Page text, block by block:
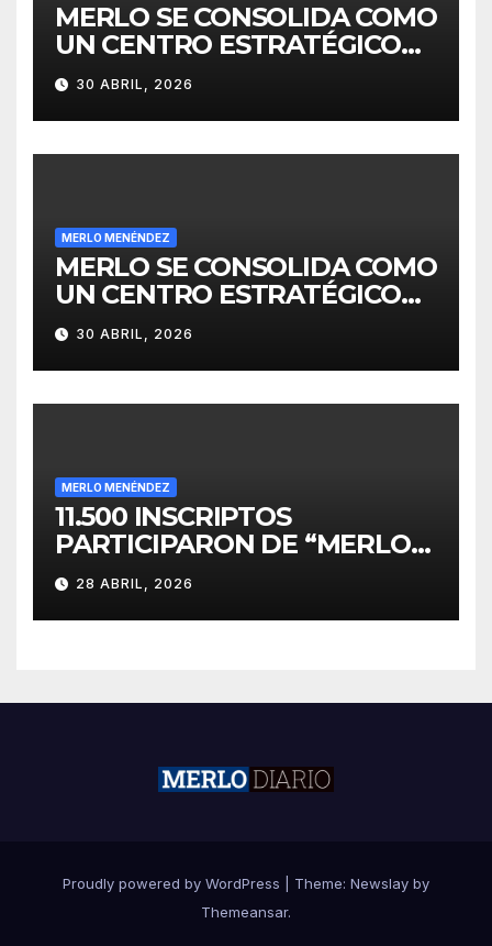
MERLO SE CONSOLIDA COMO
UN CENTRO ESTRATÉGICO
PARA EL DESARROLLO DE
INVERSIONES
30 ABRIL, 2026
MERLO MENÉNDEZ
MERLO SE CONSOLIDA COMO
UN CENTRO ESTRATÉGICO
PARA EL DESARROLLO DE
INVERSIONES
30 ABRIL, 2026
MERLO MENÉNDEZ
11.500 INSCRIPTOS
PARTICIPARON DE “MERLO
CORRE POR MALVINAS”
28 ABRIL, 2026
Proudly powered by WordPress Theme: Newslay by
Themeansar.